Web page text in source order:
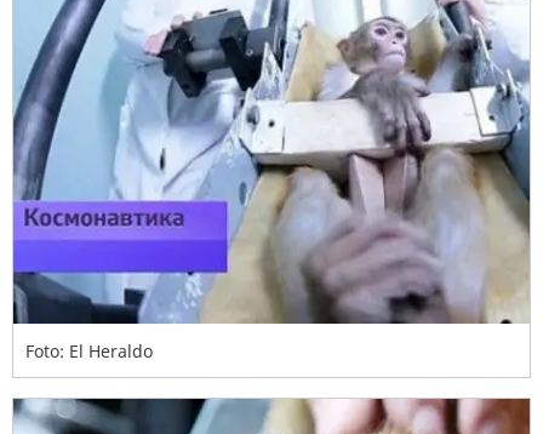
Foto: El Heraldo